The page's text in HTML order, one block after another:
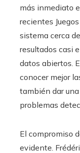
más inmediato
recientes
sistema cerca
resultados casi
datos abiertos.
conocer mejor
también dar
problemas
El compromiso
evidente.